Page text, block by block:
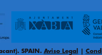
SPAIN. Aviso Legal